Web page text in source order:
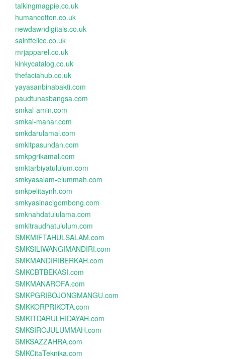
talkingmagpie.co.uk
humancotton.co.uk
newdawndigitals.co.uk
saintfelice.co.uk
mrjapparel.co.uk
kinkycatalog.co.uk
thefaciahub.co.uk
yayasanbinabakti.com
paudtunasbangsa.com
smkal-amin.com
smkal-manar.com
smkdarulamal.com
smkitpasundan.com
smkpgrikamal.com
smktarbiyatululum.com
smkyasalam-elummah.com
smkpelitaynh.com
smkyasinacigombong.com
smknahdatululama.com
smkitraudhatululum.com
SMKMIFTAHULSALAM.com
SMKSILIWANGIMANDIRI.com
SMKMANDIRIBERKAH.com
SMKCBTBEKASI.com
SMKMANAROFA.com
SMKPGRIBOJONGMANGU.com
SMKKORPRIKOTA.com
SMKITDARULHIDAYAH.com
SMKSIROJULUMMAH.com
SMKSAZZAHRA.com
SMKCitaTeknika.com